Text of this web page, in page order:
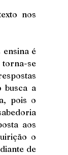
nos
é
se
busca a
pois o
aos
o
de